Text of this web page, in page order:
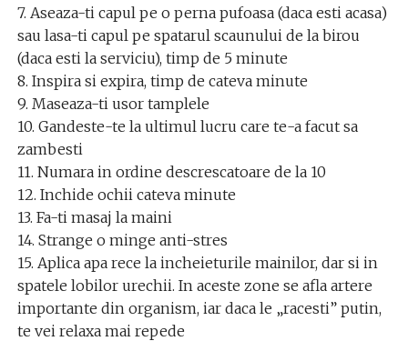
7. Aseaza-ti capul pe o perna pufoasa (daca esti acasa)
sau lasa-ti capul pe spatarul scaunului de la birou
(daca esti la serviciu), timp de 5 minute
8. Inspira si expira, timp de cateva minute
9. Maseaza-ti usor tamplele
10. Gandeste-te la ultimul lucru care te-a facut sa
zambesti
11. Numara in ordine descrescatoare de la 10
12. Inchide ochii cateva minute
13. Fa-ti masaj la maini
14. Strange o minge anti-stres
15. Aplica apa rece la incheieturile mainilor, dar si in
spatele lobilor urechii. In aceste zone se afla artere
importante din organism, iar daca le „racesti” putin,
te vei relaxa mai repede